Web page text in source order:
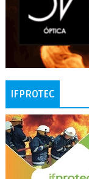
IFPROTEC